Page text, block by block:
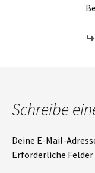
Schreibe
Deine E-Mail-
Erforderliche